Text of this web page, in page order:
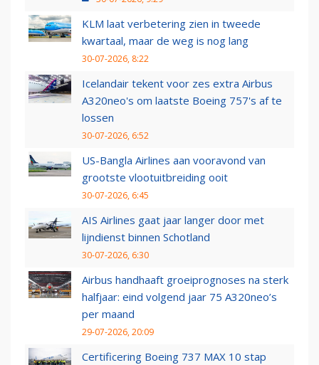
KLM laat verbetering zien in tweede
kwartaal, maar de weg is nog lang
30-07-2026, 8:22
Icelandair tekent voor zes extra Airbus
A320neo's om laatste Boeing 757's af te
lossen
30-07-2026, 6:52
US-Bangla Airlines aan vooravond van
grootste vlootuitbreiding ooit
30-07-2026, 6:45
AIS Airlines gaat jaar langer door met
lijndienst binnen Schotland
30-07-2026, 6:30
Airbus handhaaft groeiprognoses na sterk
halfjaar: eind volgend jaar 75 A320neo’s
per maand
29-07-2026, 20:09
Certificering Boeing 737 MAX 10 stap